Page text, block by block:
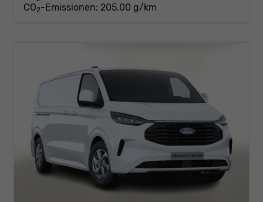
CO2-Emissionen: 205,00 g/km